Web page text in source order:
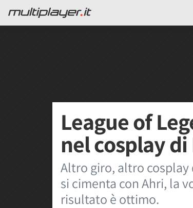
League of
nel cosplay
Altro giro, altro cosplay
si cimenta con Ahri, la
risultato è ottimo.